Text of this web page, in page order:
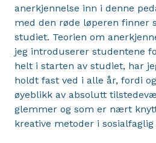
anerkjennelse inn i denne
med den røde løperen finner
studiet. Teorien om
jeg introduserer studentene
helt i starten av studiet, har
holdt fast ved i alle år, fordi
øyeblikk av absolutt
glemmer og som er nært
kreative metoder i